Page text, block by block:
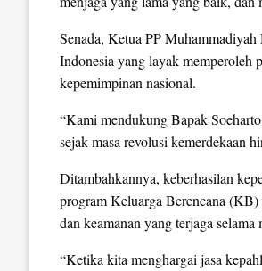
Senada, Ketua PP
Indonesia yang layak memperoleh
kepemimpinan nasional.
“Kami mendukung Bapak
sejak masa revolusi kemerdekaan
Ditambahkannya, keberhasilan
program Keluarga Berencana
dan keamanan yang terjaga selama
“Ketika kita menghargai jasa